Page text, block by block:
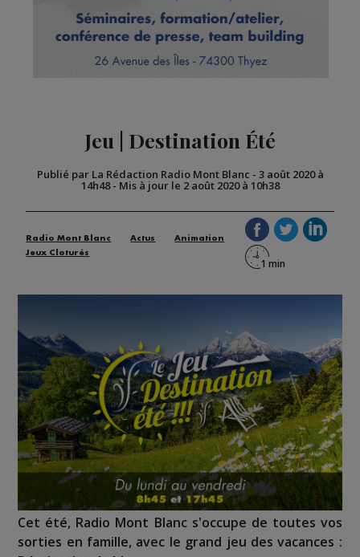
Jeu | Destination Été
Publié par La Rédaction Radio Mont Blanc - 3 août 2020 à
14h48- Mis à jour le 2 août 2020 à 10h38
Radio Mont Blanc Actus
Animation
Jeux Cloturés
Cet été, Radio Mont Blanc s'occupe de toutes vos
sorties en famille, avec le grand jeu des vacances :